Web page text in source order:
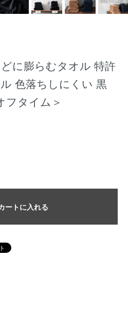
に膨らむタオル 特許
色落ちしにくい 黒
フタイム＞
ートに入れる